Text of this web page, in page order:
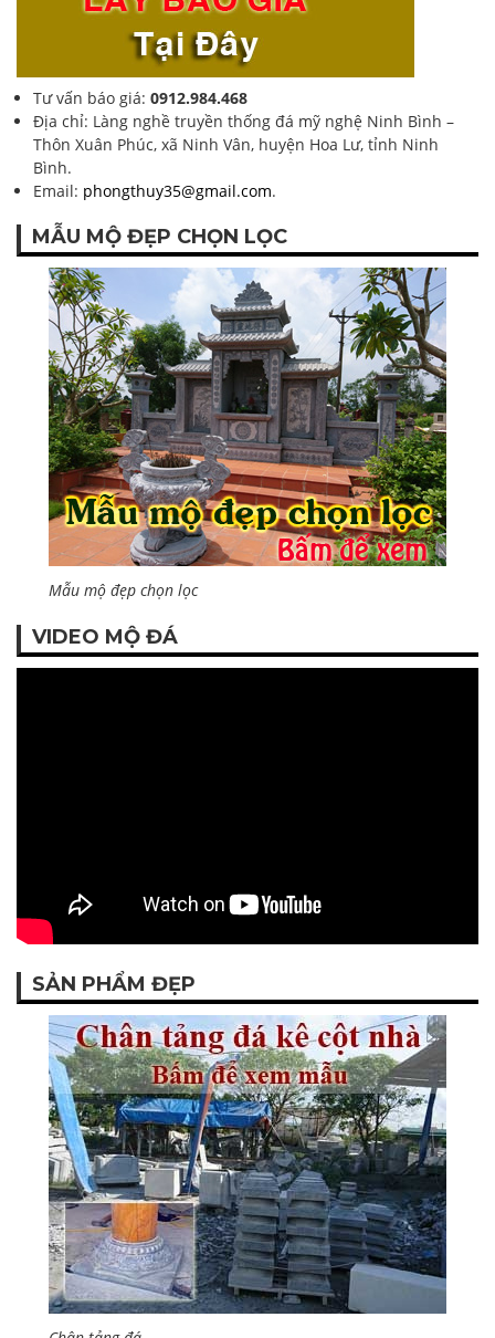
Tư vấn báo giá: 0912.984.468
Địa chỉ: Làng nghề truyền thống đá mỹ nghệ Ninh Bình –
Thôn Xuân Phúc, xã Ninh Vân, huyện Hoa Lư, tỉnh Ninh
Bình.
Email: phongthuy35@gmail.com.
MẪU MỘ ĐẸP CHỌN LỌC
Mẫu mộ đẹp chọn lọc
VIDEO MỘ ĐÁ
SẢN PHẨM ĐẸP